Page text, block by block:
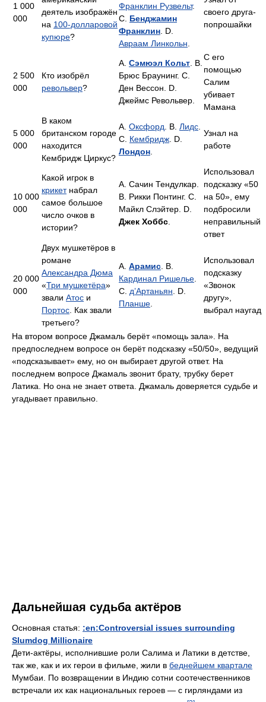
1 000
000
деятель изображён
на 100-долларовой
купюре?
Франклин Рузвельт.
C. Бенджамин
Франклин. D.
Авраам Линкольн.
своего друга-
попрошайки
2 500
000
Кто изобрёл
револьвер?
A. Сэмюэл Кольт. B.
Брюс Браунинг. C.
Ден Вессон. D.
Джеймс Револьвер.
С его
помощью
Салим
убивает
Мамана
5 000
000
В каком
британском городе
находится
Кембридж Циркус?
A. Оксфорд. B. Лидс.
C. Кембридж. D.
Лондон.
Узнал на
работе
10 000
000
Какой игрок в
крикетнабрал
самое большое
число очков в
истории?
A. Сачин Тендулкар.
B. Рикки Понтинг. C.
Майкл Слэйтер. D.
Джек Хоббс.
Использовал
подсказку «50
на 50», ему
подбросили
неправильный
ответ
20 000
000
Двух мушкетёров в
романе
Александра Дюма
«Три мушкетёра»
звали Атос и
Портос. Как звали
третьего?
A. Арамис. B.
Кардинал Ришелье.
C. д’Артаньян. D.
Планше.
Использовал
подсказку
«Звонок
другу»,
выбрал наугад
На втором вопросе Джамаль берёт «помощь зала». На
предпоследнем вопросе он берёт подсказку «50/50», ведущий
«подсказывает» ему, но он выбирает другой ответ. На
последнем вопросе Джамаль звонит брату, трубку берет
Латика. Но она не знает ответа. Джамаль доверяется судьбе и
угадывает правильно.
Дальнейшая судьба актёров
Основная статья: :en:Controversial issues surrounding
Slumdog Millionaire
Дети-актёры, исполнившие роли Салима и Латики в детстве,
так же, как и их герои в фильме, жили в беднейшем квартале
Мумбаи. По возвращении в Индию сотни соотечественников
встречали их как национальных героев — с гирляндами из